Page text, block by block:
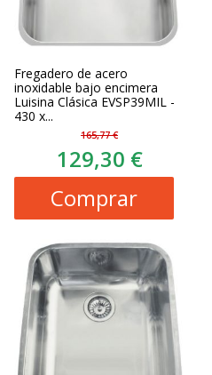
Fregadero de acero
inoxidable bajo encimera
Luisina Clásica EVSP39MIL -
430 x...
165,77 €
129,30 €
Comprar